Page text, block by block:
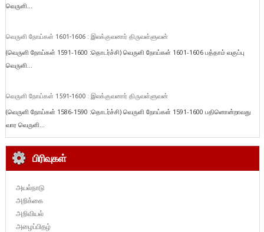
வெருளி...
வெருளி நோய்கள் 1601-1606 : இலக்குவனார் திருவள்ளுவன்
(வெருளி நோய்கள் 1591-1600 :தொடர்ச்சி) வெருளி நோய்கள் 1601-1606 பத்தாம் வகுப்பு
வெருளி...
வெருளி நோய்கள் 1591-1600 : இலக்குவனார் திருவள்ளுவன்
(வெருளி நோய்கள் 1586-1590 :தொடர்ச்சி) வெருளி நோய்கள் 1591-1600 பதினொன்றாவது
வார வெருளி...
பிரிவுகள்
அயல்நாடு
அறிக்கை
அறிவியல்
அழைப்பிதழ்